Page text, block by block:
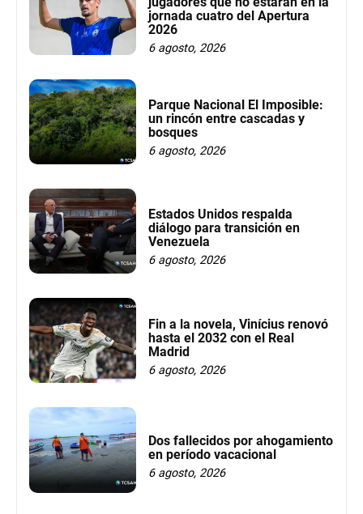
jornada cuatro del Apertura
2026
6 agosto, 2026
Parque Nacional El Imposible:
un rincón entre cascadas y
bosques
6 agosto, 2026
Estados Unidos respalda
diálogo para transición en
Venezuela
6 agosto, 2026
Fin a la novela, Vinícius renovó
hasta el 2032 con el Real
Madrid
6 agosto, 2026
Dos fallecidos por ahogamiento
en período vacacional
6 agosto, 2026